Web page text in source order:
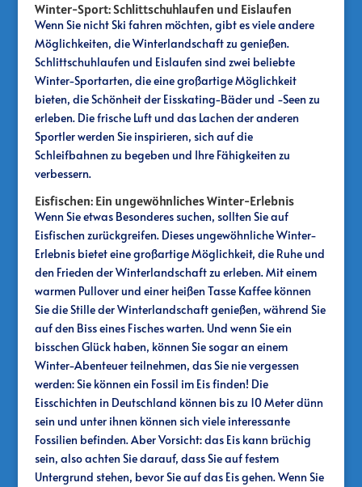
Winter-Sport: Schlittschuhlaufen und Eislaufen
Wenn Sie nicht Ski fahren möchten, gibt es viele andere
Möglichkeiten, die Winterlandschaft zu genießen.
Schlittschuhlaufen und Eislaufen sind zwei beliebte
Winter-Sportarten, die eine großartige Möglichkeit
bieten, die Schönheit der Eisskating-Bäder und -Seen zu
erleben. Die frische Luft und das Lachen der anderen
Sportler werden Sie inspirieren, sich auf die
Schleifbahnen zu begeben und Ihre Fähigkeiten zu
verbessern.
Eisfischen: Ein ungewöhnliches Winter-Erlebnis
Wenn Sie etwas Besonderes suchen, sollten Sie auf
Eisfischen zurückgreifen. Dieses ungewöhnliche Winter-
Erlebnis bietet eine großartige Möglichkeit, die Ruhe und
den Frieden der Winterlandschaft zu erleben. Mit einem
warmen Pullover und einer heißen Tasse Kaffee können
Sie die Stille der Winterlandschaft genießen, während Sie
auf den Biss eines Fisches warten. Und wenn Sie ein
bisschen Glück haben, können Sie sogar an einem
Winter-Abenteuer teilnehmen, das Sie nie vergessen
werden: Sie können ein Fossil im Eis finden! Die
Eisschichten in Deutschland können bis zu 10 Meter dünn
sein und unter ihnen können sich viele interessante
Fossilien befinden. Aber Vorsicht: das Eis kann brüchig
sein, also achten Sie darauf, dass Sie auf festem
Untergrund stehen, bevor Sie auf das Eis gehen. Wenn Sie